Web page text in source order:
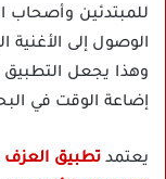
للمبتدئين وأصحاب
الوصول إلى
وهذا يجعل
إضاعة الوقت في
يعتمد